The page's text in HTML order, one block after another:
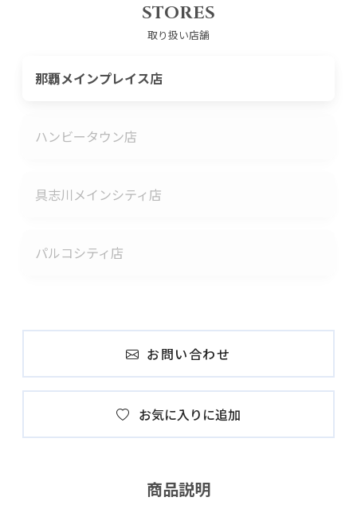
STORES
取り扱い店舗
那覇メインプレイス店
ハンビータウン店
具志川メインシティ店
パルコシティ店
お問い合わせ
お気に入りに追加
商品説明